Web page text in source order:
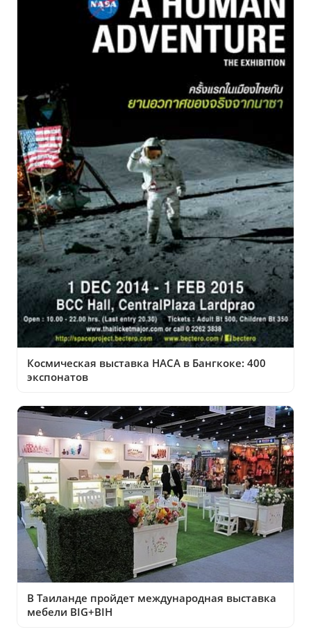
Космическая выставка НАСА в Бангкоке: 400
экспонатов
В Таиланде пройдет международная выставка
мебели BIG+BIH